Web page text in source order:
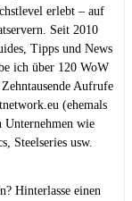
erlebt – auf
Seit 2010
Tipps und News
ich über 120 WoW
Aufrufe
(ehemals
Unternehmen wie
Steelseries usw.
Hinterlasse einen